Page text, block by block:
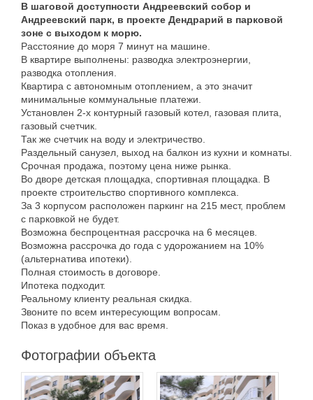
В шаговой доступности Андреевский собор и
Андреевский парк, в проекте Дендрарий в парковой
зоне с выходом к морю.
Расстояние до моря 7 минут на машине.
В квартире выполнены: разводка электроэнергии,
разводка отопления.
Квартира с автономным отоплением, а это значит
минимальные коммунальные платежи.
Установлен 2-х контурный газовый котел, газовая плита,
газовый счетчик.
Так же счетчик на воду и электричество.
Раздельный санузел, выход на балкон из кухни и комнаты.
Срочная продажа, поэтому цена ниже рынка.
Во дворе детская площадка, спортивная площадка. В
проекте строительство спортивного комплекса.
За 3 корпусом расположен паркинг на 215 мест, проблем
с парковкой не будет.
Возможна беспроцентная рассрочка на 6 месяцев.
Возможна рассрочка до года с удорожанием на 10%
(альтернатива ипотеки).
Полная стоимость в договоре.
Ипотека подходит.
Реальному клиенту реальная скидка.
Звоните по всем интересующим вопросам.
Показ в удобное для вас время.
Фотографии объекта